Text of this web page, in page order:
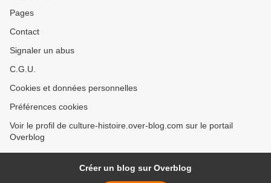
Pages
Contact
Signaler un abus
C.G.U.
Cookies et données personnelles
Préférences cookies
Voir le profil de culture-histoire.over-blog.com sur le portail
Overblog
Créer un blog sur Overblog